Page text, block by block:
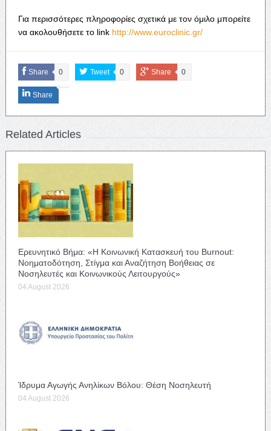
Για περισσότερες πληροφορίες σχετικά με τον όμιλο μπορείτε
να ακολουθήσετε το link http://www.euroclinic.gr/
Share 0 Tweet 0 Share 0
Share
Related Articles
Ερευνητικό Βήμα: «Η Κοινωνική Κατασκευή του Burnout:
Νοηματοδότηση, Στίγμα και Αναζήτηση Βοήθειας σε
Νοσηλευτές και Κοινωνικούς Λειτουργούς»
04 August 2026
Ίδρυμα Αγωγής Ανηλίκων Βόλου: Θέση Νοσηλευτή
04 August 2026